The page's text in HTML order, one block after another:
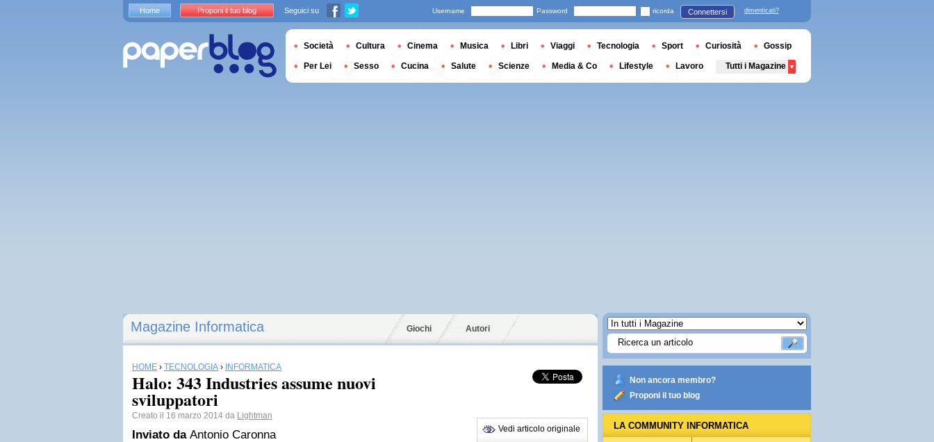
Magazine Informatica Giochi Autori
HOME › TECNOLOGIA › INFORMATICA
Halo: 343 Industries assume nuovi
sviluppatori
Creato il 16 marzo 2014 da Lightman
Inviato da Antonio Caronna
Vedi articolo originale
Non ancora membro?
Proponi il tuo blog
LA COMMUNITY INFORMATICA
Home Proponi il tuo blog Seguici su Username Password ricorda Connettersi dimenticati?
Società Cultura Cinema Musica Libri Viaggi Tecnologia Sport Curiosità Gossip
Per Lei Sesso Cucina Salute Scienze Media & Co Lifestyle Lavoro Tutti i Magazine